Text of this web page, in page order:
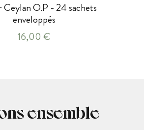
Ceylan O.P - 24 sachets
enveloppés
16,00 €
ensemble